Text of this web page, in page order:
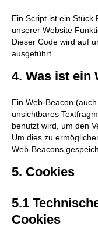
Ein Script ist ein Stück
unserer Website
Dieser Code wird auf
ausgeführt.
4. Was ist ein
Ein Web-Beacon
unsichtbares
benutzt wird, um den
Um dies zu
Web-Beacons
5. Cookies
5.1
Cookies